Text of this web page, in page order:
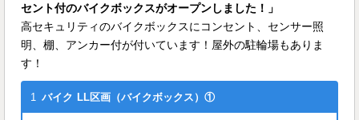
セント付のバイクボックスがオープンしました！」
高セキュリティのバイクボックスにコンセント、センサー照
明、棚、アンカー付が付いています！屋外の駐輪場もありま
す！
1 バイク LL区画（バイクボックス）①